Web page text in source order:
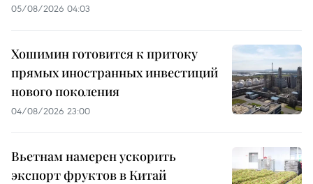
05/08/2026 04:03
Хошимин готовится к притоку
прямых иностранных инвестиций
нового поколения
04/08/2026 23:00
Вьетнам намерен ускорить
экспорт фруктов в Китай